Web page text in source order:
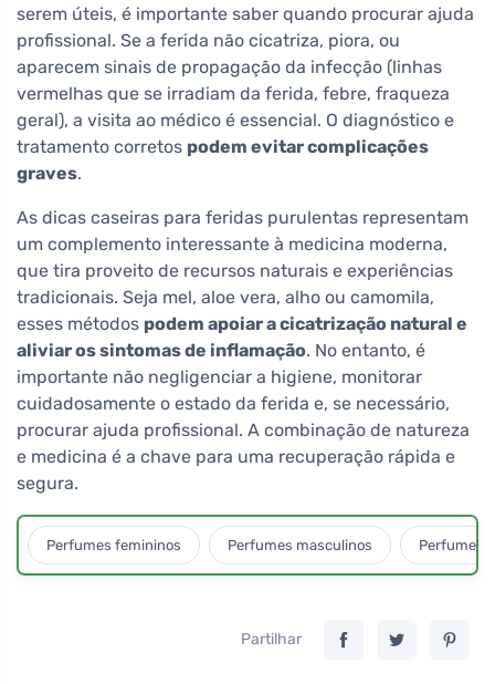
serem úteis, é importante saber quando procurar ajuda
profissional. Se a ferida não cicatriza, piora, ou
aparecem sinais de propagação da infecção (linhas
vermelhas que se irradiam da ferida, febre, fraqueza
geral), a visita ao médico é essencial. O diagnóstico e
tratamento corretos podem evitar complicações
graves.
As dicas caseiras para feridas purulentas representam
um complemento interessante à medicina moderna,
que tira proveito de recursos naturais e experiências
tradicionais. Seja mel, aloe vera, alho ou camomila,
esses métodos podem apoiar a cicatrização natural e
aliviar os sintomas de inflamação. No entanto, é
importante não negligenciar a higiene, monitorar
cuidadosamente o estado da ferida e, se necessário,
procurar ajuda profissional. A combinação de natureza
e medicina é a chave para uma recuperação rápida e
segura.
Perfumes femininos Perfumes masculinos Perfumes
Partilhar